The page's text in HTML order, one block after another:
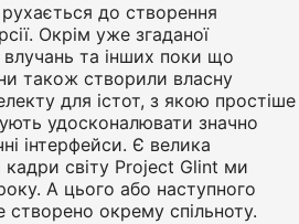
до створення
Окрім уже згаданої
влучань та інших поки що
також створили власну
для істот, з якою простіше
удосконалювати значно
інтерфейси. Є велика
кадри світу Project Glint ми
А цього або наступного
окрему спільноту.